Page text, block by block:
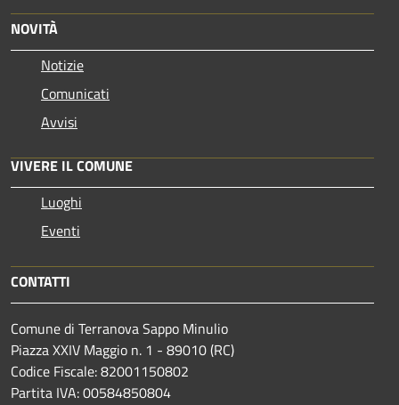
NOVITÀ
Notizie
Comunicati
Avvisi
VIVERE IL COMUNE
Luoghi
Eventi
CONTATTI
Comune di Terranova Sappo Minulio
Piazza XXIV Maggio n. 1 - 89010 (RC)
Codice Fiscale: 82001150802
Partita IVA: 00584850804